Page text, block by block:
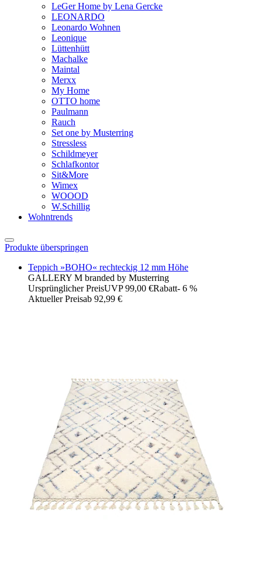
LeGer Home by Lena Gercke
LEONARDO
Leonardo Wohnen
Leonique
Lüttenhütt
Machalke
Maintal
Merxx
My Home
OTTO home
Paulmann
Rauch
Set one by Musterring
Stressless
Schildmeyer
Schlafkontor
Sit&More
Wimex
WOOOD
W.Schillig
Wohntrends
Produkte überspringen
Teppich »BOHO« rechteckig 12 mm Höhe
GALLERY M branded by Musterring
Ursprünglicher PreisUVP 99,00 €Rabatt- 6 %
Aktueller Preisab 92,99 €